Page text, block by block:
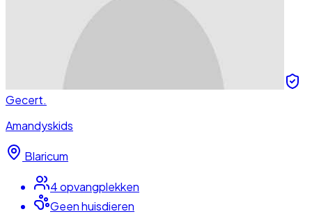
Gecert.
Amandyskids
Blaricum
4opvangplekken
Geen huisdieren